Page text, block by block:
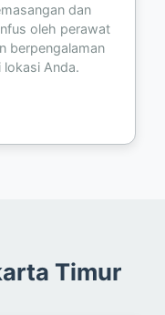
dan
oleh perawat
berpengalaman
lokasi Anda.
Timur